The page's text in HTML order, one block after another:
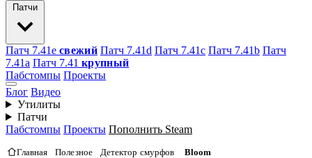
Патчи
Патч 7.41e свежий Патч 7.41d Патч 7.41c Патч 7.41b Патч
7.41а Патч 7.41 крупный
Пабстомпы Проекты
Блог Видео
Утилиты
Патчи
Пабстомпы Проекты Пополнить Steam
Главная Полезное Детектор смурфов Bloom